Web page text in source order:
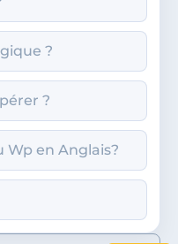
?
?
Wp en Anglais?